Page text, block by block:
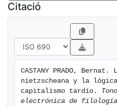
Citació
CASTANY PRADO,
nietzscheana y la
capitalismo tardío.
electrónica de filología